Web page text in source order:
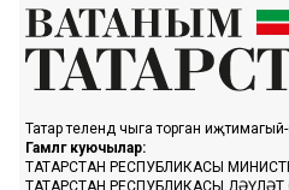
Татар телендә чыга торган иҗтимагый-
Гамәлгә куючылар:
ТАТАРСТАН РЕСПУБЛИКАСЫ
ТАТАРСТАН РЕСПУБЛИКАСЫ